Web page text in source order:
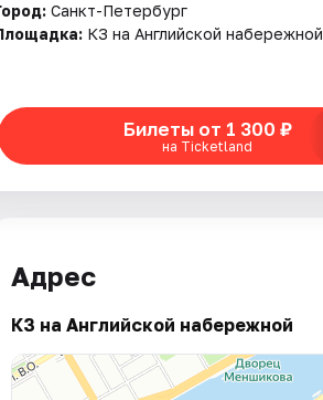
Санкт-Петербург
КЗ на Английской набережной
Билеты от 1 300 ₽
на Ticketland
Адрес
КЗ на Английской набережной